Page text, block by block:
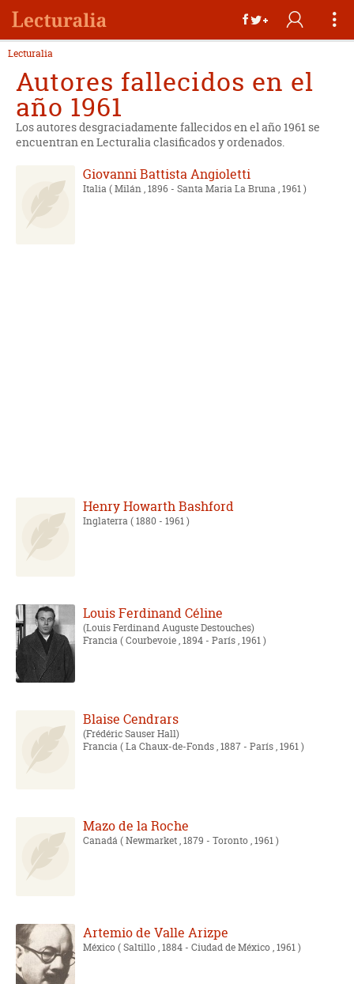
Lecturalia
Autores fallecidos en el
año 1961
Los autores desgraciadamente fallecidos en el año 1961 se
encuentran en Lecturalia clasificados y ordenados.
Giovanni Battista Angioletti
Italia( Milán , 1896 - Santa Maria La Bruna , 1961 )
Henry Howarth Bashford
Inglaterra( 1880 - 1961 )
Louis Ferdinand Céline
Louis Ferdinand Auguste Destouches
Francia( Courbevoie , 1894 - París , 1961 )
Blaise Cendrars
Frédéric Sauser Hall
Francia( La Chaux-de-Fonds , 1887 - París , 1961 )
Mazo de la Roche
Canadá( Newmarket , 1879 - Toronto , 1961 )
Artemio de Valle Arizpe
México( Saltillo , 1884 - Ciudad de México , 1961 )